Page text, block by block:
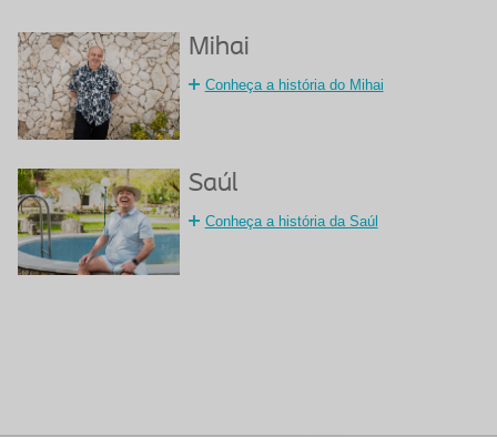
Mihai
Conheça a história do Mihai
Saúl
Conheça a história da Saúl